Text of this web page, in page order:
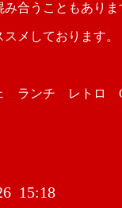
合うこともありま
メしております。
ランチ レトロ
15:18